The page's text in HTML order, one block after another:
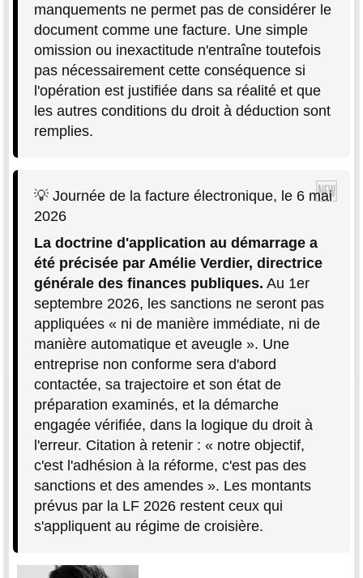
manquements ne permet pas de considérer le
document comme une facture. Une simple
omission ou inexactitude n'entraîne toutefois
pas nécessairement cette conséquence si
l'opération est justifiée dans sa réalité et que
les autres conditions du droit à déduction sont
remplies.
💡 Journée de la facture électronique, le 6 mai
2026
La doctrine d'application au démarrage a
été précisée par Amélie Verdier, directrice
générale des finances publiques. Au 1er
septembre 2026, les sanctions ne seront pas
appliquées « ni de manière immédiate, ni de
manière automatique et aveugle ». Une
entreprise non conforme sera d'abord
contactée, sa trajectoire et son état de
préparation examinés, et la démarche
engagée vérifiée, dans la logique du droit à
l'erreur. Citation à retenir : « notre objectif,
c'est l'adhésion à la réforme, c'est pas des
sanctions et des amendes ». Les montants
prévus par la LF 2026 restent ceux qui
s'appliquent au régime de croisière.